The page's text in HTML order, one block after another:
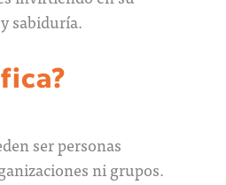
sabiduría.
ser personas
ni grupos.